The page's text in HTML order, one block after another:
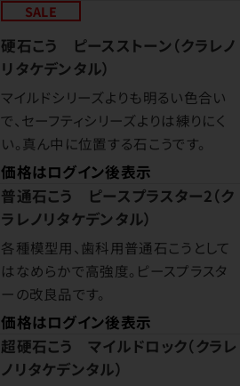
SALE
硬石こう ピースストーン（クラレノ
リタケデンタル）
マイルドシリーズよりも明るい色合い
で、セーフティシリーズよりは練りにく
い。真ん中に位置する石こうです。
価格はログイン後表示
普通石こう ピースプラスター2（ク
ラレノリタケデンタル）
各種模型用、歯科用普通石こうとして
はなめらかで高強度。ピースプラスタ
ーの改良品です。
価格はログイン後表示
超硬石こう マイルドロック（クラレ
ノリタケデンタル）